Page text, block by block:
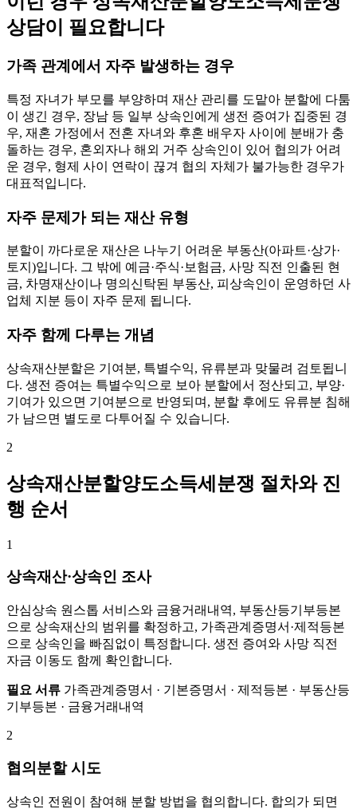
상담이 필요합니다
가족 관계에서 자주 발생하는 경우
특정 자녀가 부모를 부양하며 재산 관리를 도맡아 분할에 다툼
이 생긴 경우, 장남 등 일부 상속인에게 생전 증여가 집중된 경
우, 재혼 가정에서 전혼 자녀와 후혼 배우자 사이에 분배가 충
돌하는 경우, 혼외자나 해외 거주 상속인이 있어 협의가 어려
운 경우, 형제 사이 연락이 끊겨 협의 자체가 불가능한 경우가
대표적입니다.
자주 문제가 되는 재산 유형
분할이 까다로운 재산은 나누기 어려운 부동산(아파트·상가·
토지)입니다. 그 밖에 예금·주식·보험금, 사망 직전 인출된 현
금, 차명재산이나 명의신탁된 부동산, 피상속인이 운영하던 사
업체 지분 등이 자주 문제 됩니다.
자주 함께 다루는 개념
상속재산분할은 기여분, 특별수익, 유류분과 맞물려 검토됩니
다. 생전 증여는 특별수익으로 보아 분할에서 정산되고, 부양·
기여가 있으면 기여분으로 반영되며, 분할 후에도 유류분 침해
가 남으면 별도로 다투어질 수 있습니다.
2
상속재산분할양도소득세분쟁 절차와 진
행 순서
1
상속재산·상속인 조사
안심상속 원스톱 서비스와 금융거래내역, 부동산등기부등본
으로 상속재산의 범위를 확정하고, 가족관계증명서·제적등본
으로 상속인을 빠짐없이 특정합니다. 생전 증여와 사망 직전
자금 이동도 함께 확인합니다.
필요 서류 가족관계증명서 · 기본증명서 · 제적등본 · 부동산등
기부등본 · 금융거래내역
2
협의분할 시도
상속인 전원이 참여해 분할 방법을 협의합니다. 합의가 되면